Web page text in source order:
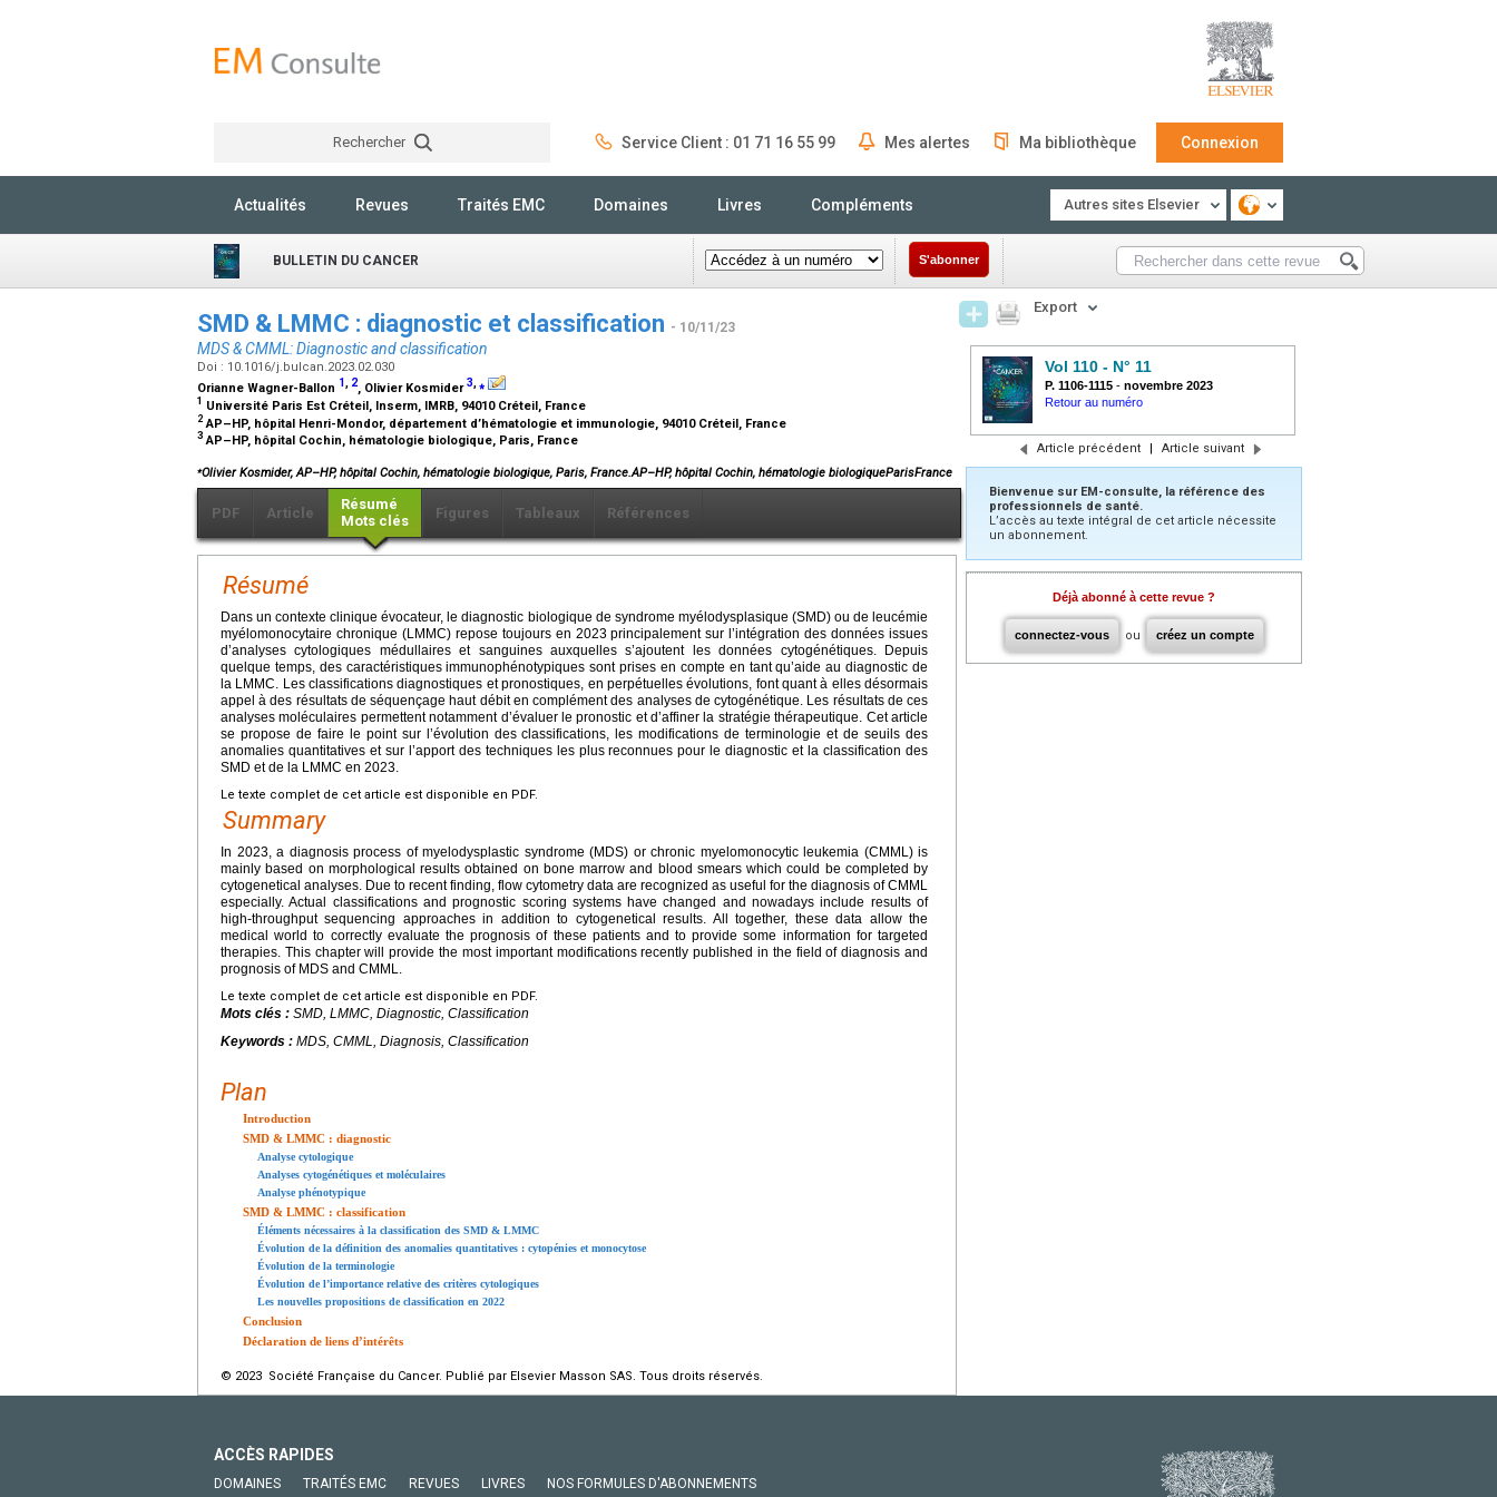
Rechercher Service Client : 01 71 16 55 99 Mes alertes Ma bibliothèque Connexion
Actualités Revues Traités EMC Domaines Livres Compléments Autres sites Elsevier
BULLETIN DU CANCER S'abonner
SMD & LMMC : diagnostic et classification - 10/11/23
MDS & CMML: Diagnostic and classification
Doi : 10.1016/j.bulcan.2023.02.030
Orianne Wagner-Ballon 1, 2, Olivier Kosmider3,⁎
1 Université Paris Est Créteil, Inserm, IMRB, 94010 Créteil, France
2 AP–HP, hôpital Henri-Mondor, département d’hématologie et immunologie, 94010 Créteil, France
3 AP–HP, hôpital Cochin, hématologie biologique, Paris, France
⁎Olivier Kosmider, AP–HP, hôpital Cochin, hématologie biologique, Paris, France.AP–HP, hôpital Cochin, hématologie biologiqueParisFrance
PDF Article
Résumé
Mots clés
Figures Tableaux Références
Résumé
Dans un contexte clinique évocateur, le diagnostic biologique de syndrome myélodysplasique (SMD) ou de leucémie
myélomonocytaire chronique (LMMC) repose toujours en 2023 principalement sur l’intégration des données issues
d’analyses cytologiques médullaires et sanguines auxquelles s’ajoutent les données cytogénétiques. Depuis
quelque temps, des caractéristiques immunophénotypiques sont prises en compte en tant qu’aide au diagnostic de
la LMMC. Les classifications diagnostiques et pronostiques, en perpétuelles évolutions, font quant à elles désormais
appel à des résultats de séquençage haut débit en complément des analyses de cytogénétique. Les résultats de ces
analyses moléculaires permettent notamment d’évaluer le pronostic et d’affiner la stratégie thérapeutique. Cet article
se propose de faire le point sur l’évolution des classifications, les modifications de terminologie et de seuils des
anomalies quantitatives et sur l’apport des techniques les plus reconnues pour le diagnostic et la classification des
SMD et de la LMMC en 2023.
Le texte complet de cet article est disponible en PDF.
Summary
In 2023, a diagnosis process of myelodysplastic syndrome (MDS) or chronic myelomonocytic leukemia (CMML) is
mainly based on morphological results obtained on bone marrow and blood smears which could be completed by
cytogenetical analyses. Due to recent finding, flow cytometry data are recognized as useful for the diagnosis of CMML
especially. Actual classifications and prognostic scoring systems have changed and nowadays include results of
high-throughput sequencing approaches in addition to cytogenetical results. All together, these data allow the
medical world to correctly evaluate the prognosis of these patients and to provide some information for targeted
therapies. This chapter will provide the most important modifications recently published in the field of diagnosis and
prognosis of MDS and CMML.
Le texte complet de cet article est disponible en PDF.
Mots clés : SMD, LMMC, Diagnostic, Classification
Keywords : MDS, CMML, Diagnosis, Classification
Plan
Introduction
SMD & LMMC : diagnostic
Analyse cytologique
Analyses cytogénétiques et moléculaires
Analyse phénotypique
SMD & LMMC : classification
Éléments nécessaires à la classification des SMD & LMMC
Évolution de la définition des anomalies quantitatives : cytopénies et monocytose
Évolution de la terminologie
Évolution de l’importance relative des critères cytologiques
Les nouvelles propositions de classification en 2022
Conclusion
Déclaration de liens d’intérêts
© 2023 Société Française du Cancer. Publié par Elsevier Masson SAS. Tous droits réservés.
Export
Vol 110 - N° 11
P. 1106-1115 - novembre 2023
Retour au numéro
Article précédent | Article suivant
Bienvenue sur EM-consulte, la référence des
professionnels de santé.
L’accès au texte intégral de cet article nécessite
un abonnement.
Déjà abonné à cette revue ?
connectez-vous ou créez un compte
ACCÈS RAPIDES
DOMAINES TRAITÉS EMC REVUES LIVRES NOS FORMULES D'ABONNEMENTS